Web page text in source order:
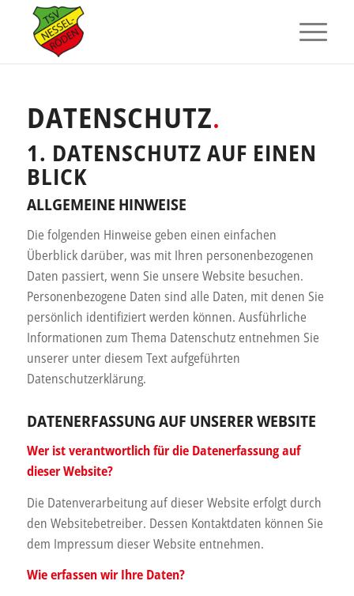
DATENSCHUTZ.
1. DATENSCHUTZ AUF EINEN
BLICK
ALLGEMEINE HINWEISE
Die folgenden Hinweise geben einen einfachen
Überblick darüber, was mit Ihren personenbezogenen
Daten passiert, wenn Sie unsere Website besuchen.
Personenbezogene Daten sind alle Daten, mit denen Sie
persönlich identifiziert werden können. Ausführliche
Informationen zum Thema Datenschutz entnehmen Sie
unserer unter diesem Text aufgeführten
Datenschutzerklärung.
DATENERFASSUNG AUF UNSERER WEBSITE
Wer ist verantwortlich für die Datenerfassung auf
dieser Website?
Die Datenverarbeitung auf dieser Website erfolgt durch
den Websitebetreiber. Dessen Kontaktdaten können Sie
dem Impressum dieser Website entnehmen.
Wie erfassen wir Ihre Daten?